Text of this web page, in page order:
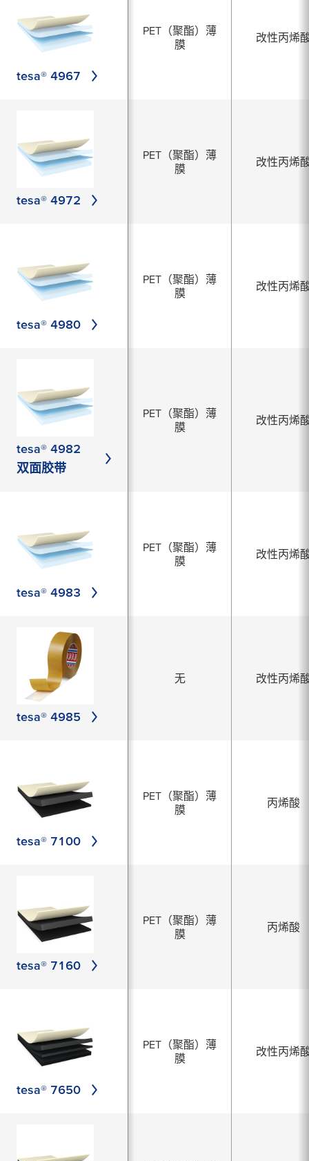
tesa® 4967
PET（聚酯）薄
膜
改性丙烯
tesa® 4972
PET（聚酯）薄
膜
改性丙烯
tesa® 4980
PET（聚酯）薄
膜
改性丙烯
tesa® 4982
双面胶带
PET（聚酯）薄
膜
改性丙烯
tesa® 4983
PET（聚酯）薄
膜
改性丙烯
tesa® 4985
无 改性丙烯
tesa® 7100
PET（聚酯）薄
膜
丙烯酸
tesa® 7160
PET（聚酯）薄
膜
丙烯酸
tesa® 7650
PET（聚酯）薄
膜
改性丙烯